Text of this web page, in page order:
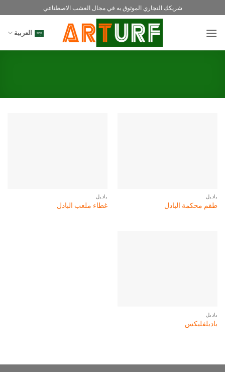
للمحتوى
شريكك التجاري الموثوق به في مجال العشب الاصطناعي
العربية
باديل
طقم محكمة البادل
باديل
غطاء ملعب البادل
باديل
باديلفليكس